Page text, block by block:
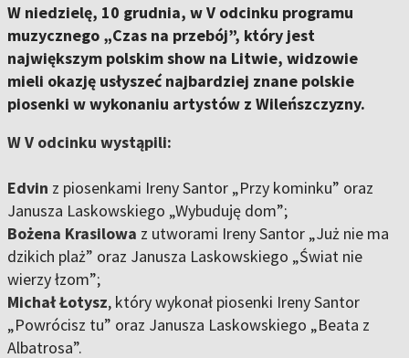
W niedzielę, 10 grudnia, w V odcinku programu
muzycznego „Czas na przebój”, który jest
największym polskim show na Litwie, widzowie
mieli okazję usłyszeć najbardziej znane polskie
piosenki w wykonaniu artystów z Wileńszczyzny.
W V odcinku wystąpili:
Edvin z piosenkami Ireny Santor „Przy kominku” oraz
Janusza Laskowskiego „Wybuduję dom”;
Bożena Krasilowa z utworami Ireny Santor „Już nie ma
dzikich plaż” oraz Janusza Laskowskiego „Świat nie
wierzy łzom”;
Michał Łotysz, który wykonał piosenki Ireny Santor
„Powrócisz tu” oraz Janusza Laskowskiego „Beata z
Albatrosa”.